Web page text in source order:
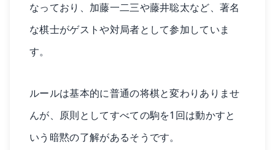
なっており、加藤一二三や藤井聡太など、著名
な棋士がゲストや対局者として参加していま
す。
ルールは基本的に普通の将棋と変わりありませ
んが、原則としてすべての駒を1回は動かすと
いう暗黙の了解があるそうです。